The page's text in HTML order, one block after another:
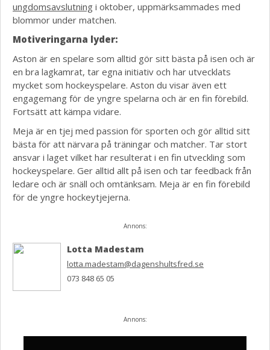
ungdomsavslutning i oktober, uppmärksammades med
blommor under matchen.
Motiveringarna lyder:
Aston är en spelare som alltid gör sitt bästa på isen och är
en bra lagkamrat, tar egna initiativ och har utvecklats
mycket som hockeyspelare. Aston du visar även ett
engagemang för de yngre spelarna och är en fin förebild.
Fortsätt att kämpa vidare.
Meja är en tjej med passion för sporten och gör alltid sitt
bästa för att närvara på träningar och matcher. Tar stort
ansvar i laget vilket har resulterat i en fin utveckling som
hockeyspelare. Ger alltid allt på isen och tar feedback från
ledare och är snäll och omtänksam. Meja är en fin förebild
för de yngre hockeytjejerna.
Annons:
Lotta Madestam
lotta.madestam@dagenshultsfred.se
073 848 65 05
Annons: